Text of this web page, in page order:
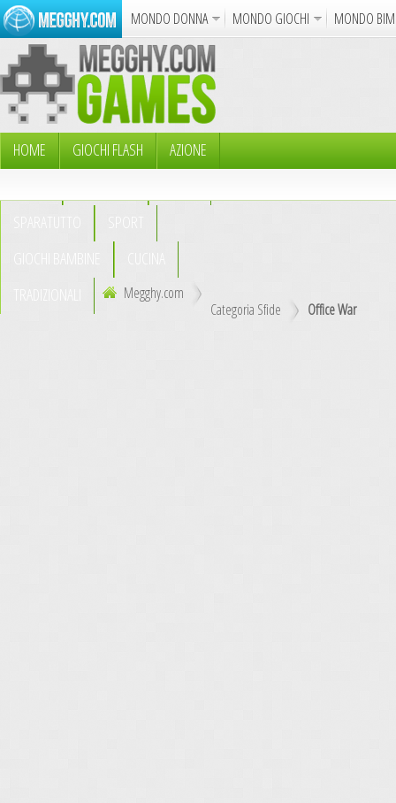
MONDO DONNA MONDO GIOCHI
MONDO
Album
Punto Croce Cucina
Azione Puzzle
HOME GIOCHI FLASH
AZIONE
Megghy.com
Categoria Sfide
Office War